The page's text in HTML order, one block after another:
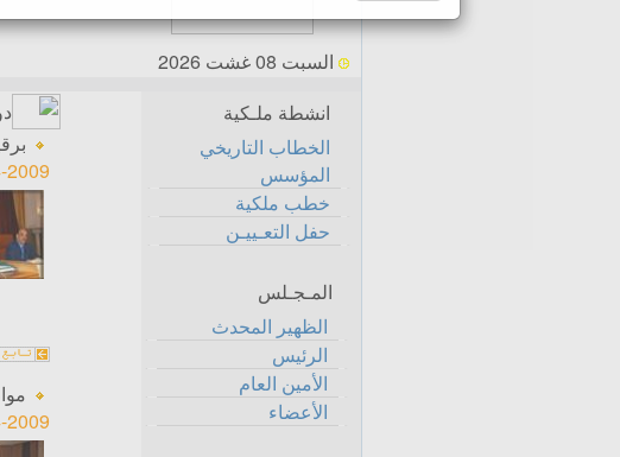
السبت 08 غشت 2026
انشطة ملـكية
الخطاب التاريخي
المؤسس
خطب ملكية
حفل التعـييـن
المـجـلس
الظهير المحدث
الرئيس
الأمين العام
الأعضاء
2009
2009